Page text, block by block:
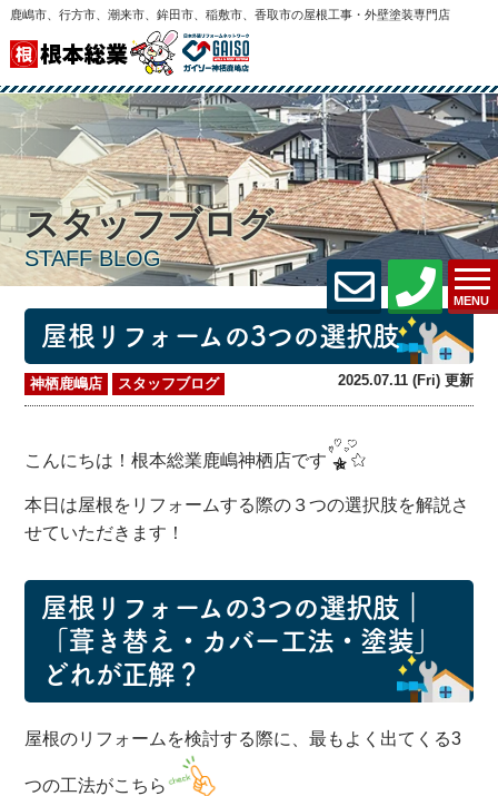
鹿嶋市、行方市、潮来市、鉾田市、稲敷市、香取市の屋根工事・外壁塗装専門店
MENU
スタッフブログ
STAFF BLOG
屋根リフォームの3つの選択肢
神栖鹿嶋店 スタッフブログ 2025.07.11 (Fri) 更新
こんにちは！根本総業鹿嶋神栖店です
本日は屋根をリフォームする際の３つの選択肢を解説さ
せていただきます！
屋根リフォームの3つの選択肢｜
「葺き替え・カバー工法・塗装」
どれが正解？
屋根のリフォームを検討する際に、最もよく出てくる3
つの工法がこちら